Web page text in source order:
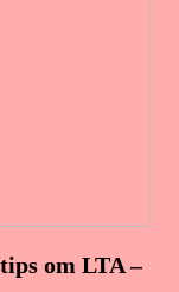
om LTA –